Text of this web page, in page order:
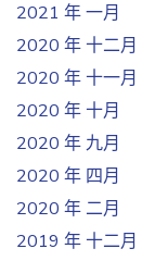
2021 年 一月
2020 年 十二月
2020 年 十一月
2020 年 十月
2020 年 九月
2020 年 四月
2020 年 二月
2019 年 十二月